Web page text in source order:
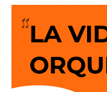
condiciones para
población.
El nuevo complejo
Extensión San
concluyó su vida útil y